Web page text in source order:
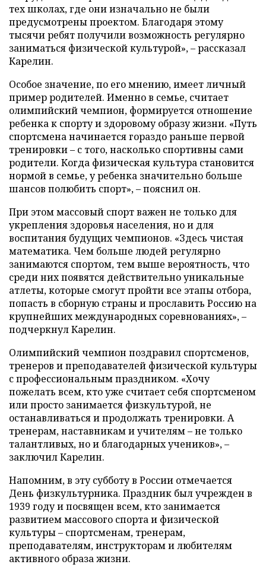
тех школах, где они изначально не были
предусмотрены проектом. Благодаря этому
тысячи ребят получили возможность регулярно
заниматься физической культурой», – рассказал
Карелин.
Особое значение, по его мнению, имеет личный
пример родителей. Именно в семье, считает
олимпийский чемпион, формируется отношение
ребенка к спорту и здоровому образу жизни. «Путь
спортсмена начинается гораздо раньше первой
тренировки – с того, насколько спортивны сами
родители. Когда физическая культура становится
нормой в семье, у ребенка значительно больше
шансов полюбить спорт», – пояснил он.
При этом массовый спорт важен не только для
укрепления здоровья населения, но и для
воспитания будущих чемпионов. «Здесь чистая
математика. Чем больше людей регулярно
занимаются спортом, тем выше вероятность, что
среди них появятся действительно уникальные
атлеты, которые смогут пройти все этапы отбора,
попасть в сборную страны и прославить Россию на
крупнейших международных соревнованиях», –
подчеркнул Карелин.
Олимпийский чемпион поздравил спортсменов,
тренеров и преподавателей физической культуры
с профессиональным праздником. «Хочу
пожелать всем, кто уже считает себя спортсменом
или просто занимается физкультурой, не
останавливаться и продолжать тренировки. А
тренерам, наставникам и учителям – не только
талантливых, но и благодарных учеников», –
заключил Карелин.
Напомним, в эту субботу в России отмечается
День физкультурника. Праздник был учрежден в
1939 году и посвящен всем, кто занимается
развитием массового спорта и физической
культуры – спортсменам, тренерам,
преподавателям, инструкторам и любителям
активного образа жизни.